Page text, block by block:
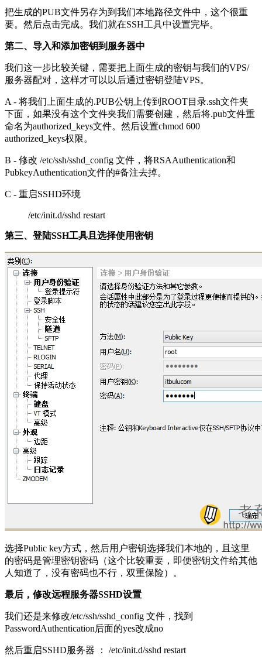
把生成的PUB文件另存为到我们本地路径文件中，这个很重
要。然后点击完成。我们就在SSH工具中设置完毕。
第二、导入和添加密钥到服务器中
我们这一步比较关键，需要把上面生成的密钥与我们的VPS/
服务器配对，这样才可以以后通过密钥登陆VPS。
A - 将我们上面生成的.PUB公钥上传到ROOT目录.ssh文件夹
下面，如果没有这个文件夹我们需要创建，然后将.pub文件重
命名为authorized_keys文件。然后设置chmod 600
authorized_keys权限。
B - 修改 /etc/ssh/sshd_config 文件，将RSAAuthentication和
PubkeyAuthentication文件的#备注去掉。
C - 重启SSHD环境
/etc/init.d/sshd restart
第三、登陆SSH工具且选择使用密钥
选择Public key方式，然后用户密钥选择我们本地的，且这里
的密码是管理密钥密码（这个比较重要，即便密钥文件给其他
人知道了，没有密码也不行，双重保险）。
最后，修改远程服务器SSHD设置
我们还是来修改/etc/ssh/sshd_config 文件，找到
PasswordAuthentication后面的yes改成no
然后重启SSHD服务器 ： /etc/init.d/sshd restart